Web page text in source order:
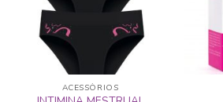
DESEJOS
ACESSÓRIOS